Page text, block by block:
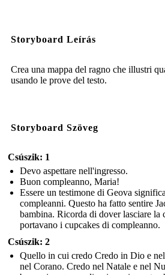
Storyboard Leírás
Crea una mappa del ragno che illustri
usando le prove del testo.
Storyboard Szöveg
Csúszik: 1
Devo aspettare nell'ingresso.
Buon compleanno, Maria!
Essere un testimone di Geova
compleanni. Questo ha fatto sentire
bambina. Ricorda di dover lasciare la
portavano i cupcakes di compleanno.
Csúszik: 2
Quello in cui credo Credo in Dio e
nel Corano. Credo nel Natale e nel